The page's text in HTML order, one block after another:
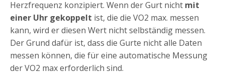
Herzfrequenz konzipiert. Wenn der Gurt nicht mit
einer Uhr gekoppelt ist, die die VO2 max. messen
kann, wird er diesen Wert nicht selbständig messen.
Der Grund dafür ist, dass die Gurte nicht alle Daten
messen können, die für eine automatische Messung
der VO2 max erforderlich sind.